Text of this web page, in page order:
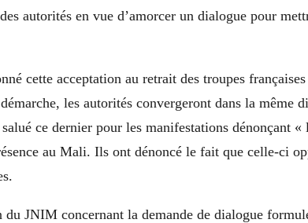
autorités en vue d’amorcer un dialogue pour
cette acceptation au retrait des troupes
les autorités convergeront dans la même
ce dernier pour les manifestations dénonçant «
au Mali. Ils ont dénoncé le fait que celle-ci
du JNIM concernant la demande de dialogue